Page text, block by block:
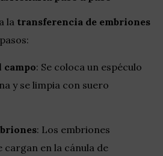
la transferencia de embriones
campo: Se coloca un espéculo
y se limpia con suero
: Los embriones
cargan en la cánula de